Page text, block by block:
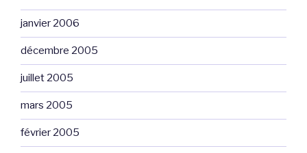
janvier 2006
décembre 2005
juillet 2005
mars 2005
février 2005